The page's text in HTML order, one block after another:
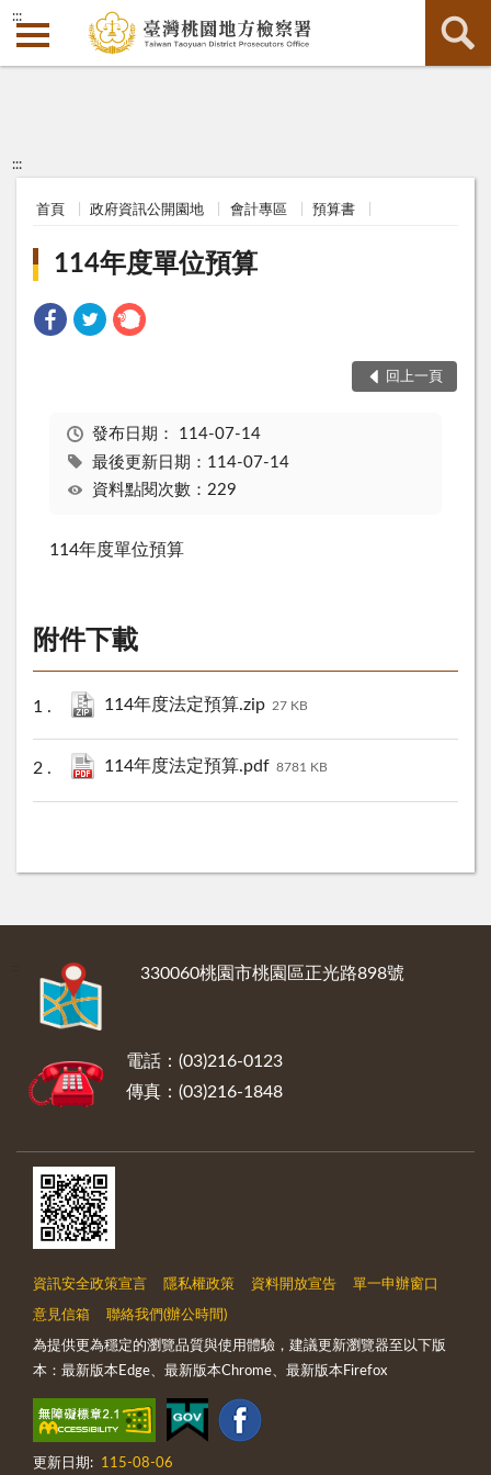
:::
:::
首頁 政府資訊公開園地 會計專區 預算書
114年度單位預算
回上一頁
發布日期： 114-07-14
最後更新日期：114-07-14
資料點閱次數：229
114年度單位預算
附件下載
114年度法定預算.zip 27 KB
114年度法定預算.pdf 8781 KB
330060桃園市桃園區正光路898號
電話：(03)216-0123
傳真：(03)216-1848
資訊安全政策宣言 隱私權政策 資料開放宣告 單一申辦窗口
意見信箱 聯絡我們(辦公時間)
為提供更為穩定的瀏覽品質與使用體驗，建議更新瀏覽器至以下版
本：最新版本Edge、最新版本Chrome、最新版本Firefox
更新日期: 115-08-06